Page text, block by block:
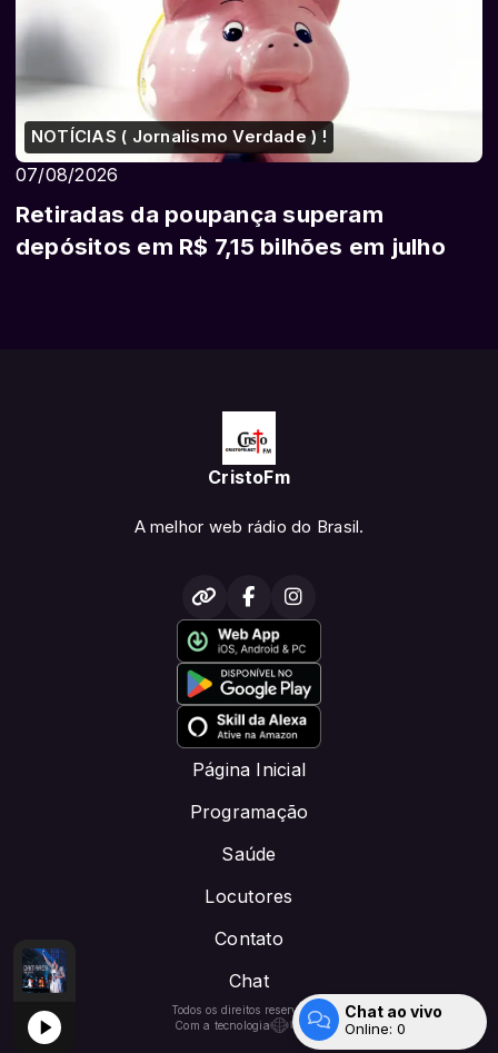
com locutor padrao TARDE DE ADORAÇÃO E LOUVOR -DOE PIX:
(Ao Vivo) Damares - Em adoração (Ao Vivo)
com Missionário PÃO DA VIDA -DOE 1PIX: CRISTOFM.NET@GMAIL.COM
NOTÍCIAS ( Jornalismo Verdade ) !
07/08/2026
Retiradas da poupança superam
depósitos em R$ 7,15 bilhões em julho
CristoFm
A melhor web rádio do Brasil.
Página Inicial
Programação
Saúde
Locutores
Contato
Chat
Todos os direitos reservados.
Com a tecnologia
Chat ao vivo
Online: 0